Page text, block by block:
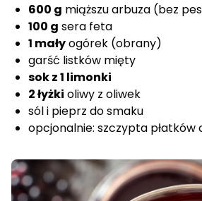
600 g miąższu arbuza (bez
100 g sera feta
1 małyogórek (obrany)
garść listków mięty
sok z 1 limonki
2 łyżki oliwy z oliwek
sól i pieprz do smaku
opcjonalnie: szczypta płatków